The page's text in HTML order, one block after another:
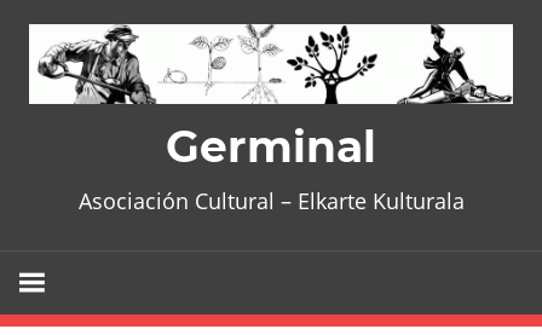
content
Germinal
Asociación Cultural – Elkarte Kulturala